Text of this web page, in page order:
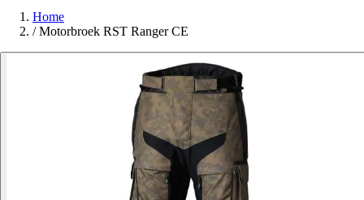
Home
/ Motorbroek RST Ranger CE